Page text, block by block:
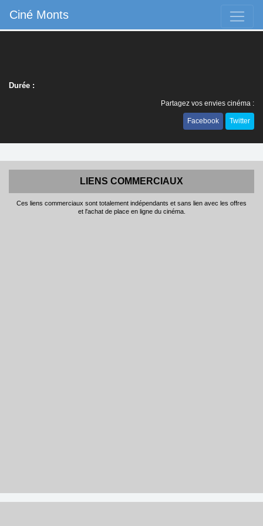
Ciné Monts
Durée :
Partagez vos envies cinéma :
Facebook Twitter
LIENS COMMERCIAUX
Ces liens commerciaux sont totalement indépendants et sans lien avec les offres
et l'achat de place en ligne du cinéma.